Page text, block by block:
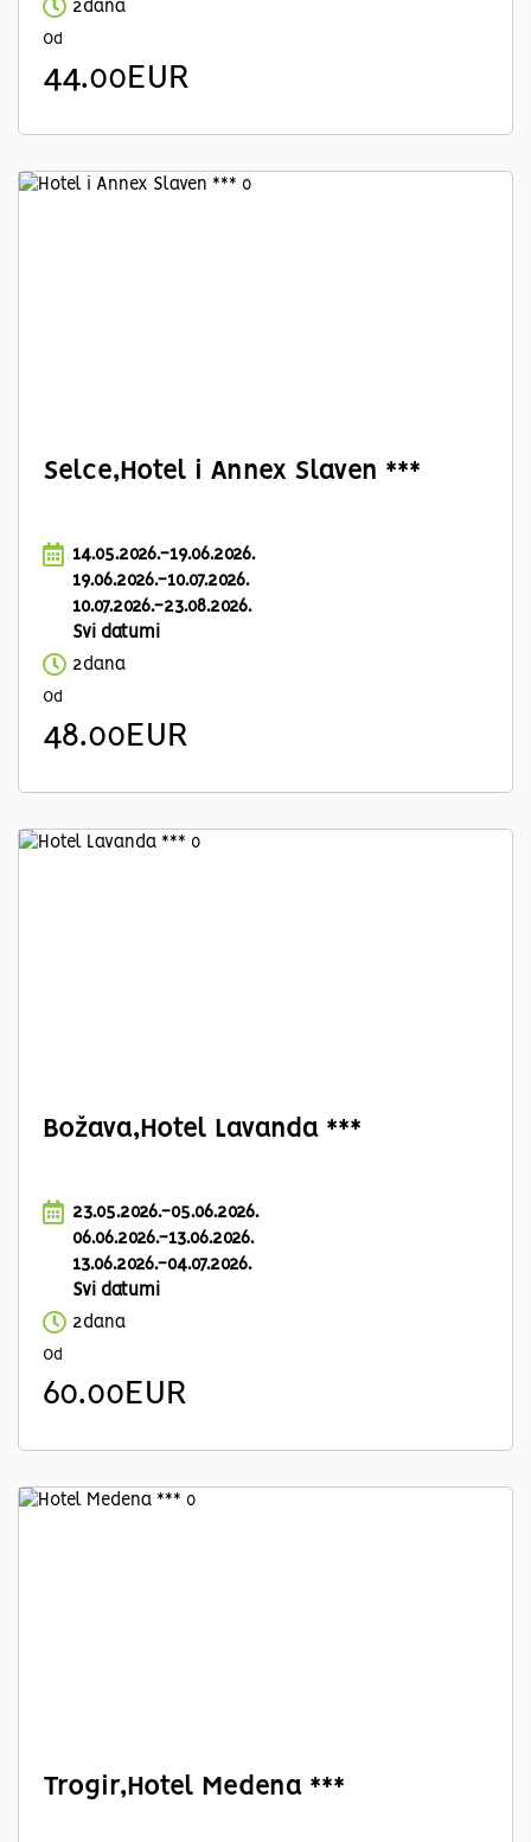
2dana
Od
44.00EUR
Selce,Hotel i Annex Slaven ***
14.05.2026.-19.06.2026.
19.06.2026.-10.07.2026.
10.07.2026.-23.08.2026.
Svi datumi
2dana
Od
48.00EUR
Božava,Hotel Lavanda ***
23.05.2026.-05.06.2026.
06.06.2026.-13.06.2026.
13.06.2026.-04.07.2026.
Svi datumi
2dana
Od
60.00EUR
Trogir,Hotel Medena ***